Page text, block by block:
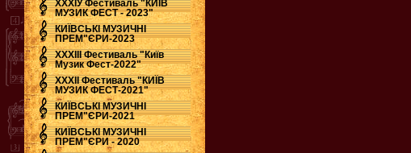
ХХХІУ Фестиваль "КИЇВ
МУЗИК ФЕСТ - 2023"
КИЇВСЬКІ МУЗИЧНІ
ПРЕМ"ЄРИ-2023
ХХХІІІ Фестиваль "Київ
Музик Фест-2022"
ХХХІІ Фестиваль "КИЇВ
МУЗИК ФЕСТ-2021"
КИЇВСЬКІ МУЗИЧНІ
ПРЕМ"ЄРИ-2021
КИЇВСЬКІ МУЗИЧНІ
ПРЕМ"ЄРИ - 2020